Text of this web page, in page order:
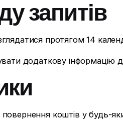
запитів
протягом 14
додаткову інформацію
коштів у будь-